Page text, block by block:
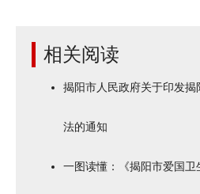
相关阅读
揭阳市人民政府关于印发
法的通知
一图读懂：《揭阳市爱国